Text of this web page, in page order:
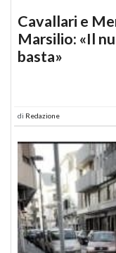
Cavallari e
Marsilio: «Il
basta»
di Redazione